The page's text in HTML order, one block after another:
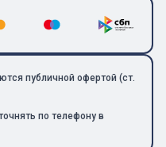
публичной офертой (ст.
по телефону в